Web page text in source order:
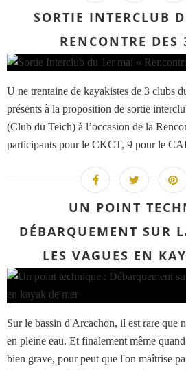
SORTIE INTERCLUB
RENCONTRE DES
U ne trentaine de kayakistes de 3 clubs
présents à la proposition de sortie
(Club du Teich) à l’occasion de la
participants pour le CKCT, 9 pour le
UN POINT
DÉBARQUEMENT SUR
LES VAGUES EN
Sur le bassin d'Arcachon, il est rare que
en pleine eau. Et finalement même
bien grave, pour peut que l'on maîtrise